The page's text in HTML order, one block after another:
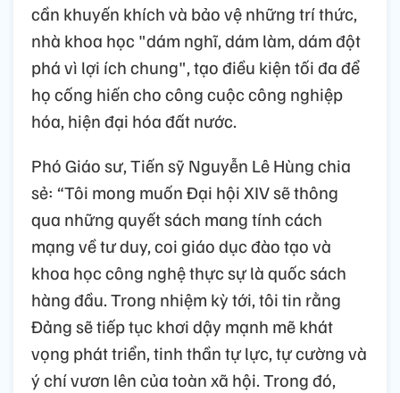
cần khuyến khích và bảo vệ những trí thức,
nhà khoa học "dám nghĩ, dám làm, dám đột
phá vì lợi ích chung", tạo điều kiện tối đa để
họ cống hiến cho công cuộc công nghiệp
hóa, hiện đại hóa đất nước.
Phó Giáo sư, Tiến sỹ Nguyễn Lê Hùng chia
sẻ: “Tôi mong muốn Đại hội XIV sẽ thông
qua những quyết sách mang tính cách
mạng về tư duy, coi giáo dục đào tạo và
khoa học công nghệ thực sự là quốc sách
hàng đầu. Trong nhiệm kỳ tới, tôi tin rằng
Đảng sẽ tiếp tục khơi dậy mạnh mẽ khát
vọng phát triển, tinh thần tự lực, tự cường và
ý chí vươn lên của toàn xã hội. Trong đó,